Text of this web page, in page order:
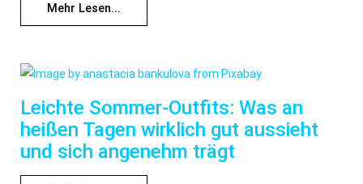
Mehr Lesen...
Leichte Sommer-Outfits: Was an
heißen Tagen wirklich gut aussieht
und sich angenehm trägt